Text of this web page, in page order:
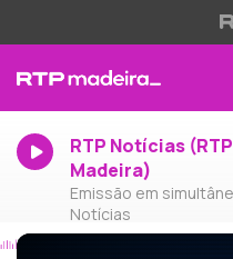
RTP Notícias (RTP
Madeira)
Emissão em
Notícias